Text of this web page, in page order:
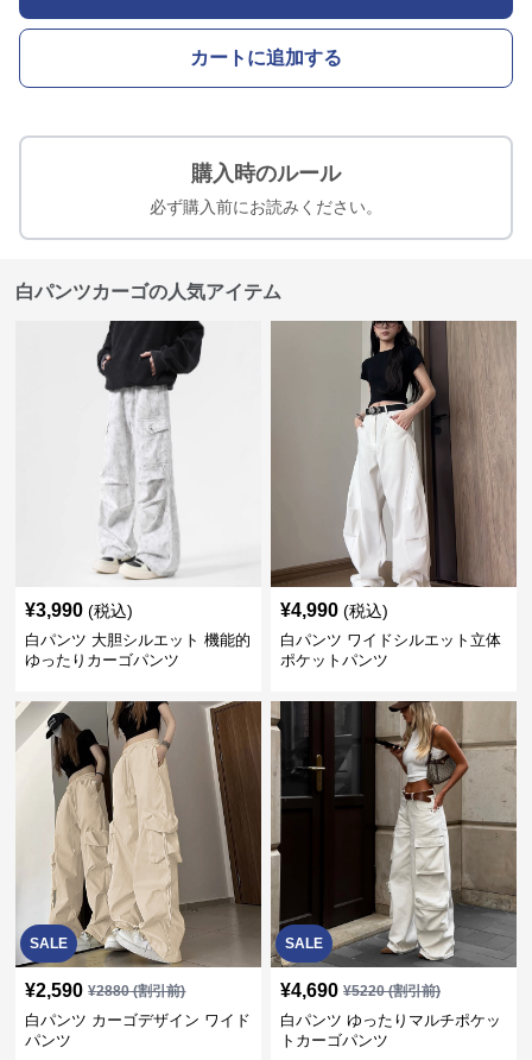
カートに追加する
購入時のルール
必ず購入前にお読みください。
白パンツカーゴの人気アイテム
¥3,990 (税込)
白パンツ 大胆シルエット 機能的
ゆったりカーゴパンツ
¥4,990 (税込)
白パンツ ワイドシルエット立体
ポケットパンツ
SALE
¥2,590 ¥2880(割引前)
白パンツ カーゴデザイン ワイド
パンツ
SALE
¥4,690 ¥5220(割引前)
白パンツ ゆったりマルチポケッ
トカーゴパンツ